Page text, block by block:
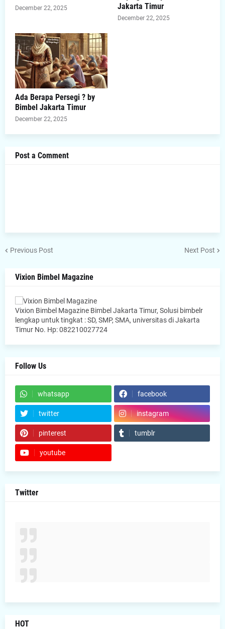
December 22, 2025
Jakarta Timur
December 22, 2025
Ada Berapa Persegi ? by
Bimbel Jakarta Timur
December 22, 2025
Post a Comment
Previous Post Next Post
Vixion Bimbel Magazine
Vixion Bimbel Magazine Bimbel Jakarta Timur, Solusi bimbelr
lengkap untuk tingkat : SD, SMP, SMA, universitas di Jakarta
Timur No. Hp: 082210027724
Follow Us
whatsapp facebook
twitter instagram
pinterest tumblr
youtube
Twitter
HOT